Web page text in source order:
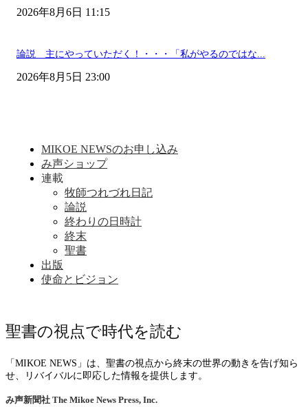
2026年8月6日 11:15
論説 主にやっていただく！・・・「私がやるのではな...
2026年8月5日 23:00
MIKOE NEWSのお申し込み
み声ショップ
連載
牧師つれづれ日記
論説
終わりの日時計
終末
聖書
出版
使命とビジョン
聖書の視点で時代を読む
「MIKOE NEWS」は、聖書の視点から終末の世界の動きを告げ知ら
せ、リバイバルに即応した情報を提供します。
み声新聞社 The Mikoe News Press, Inc.